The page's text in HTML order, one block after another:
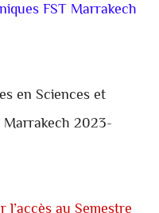
FST Marrakech
en Sciences et
Marrakech 2023-